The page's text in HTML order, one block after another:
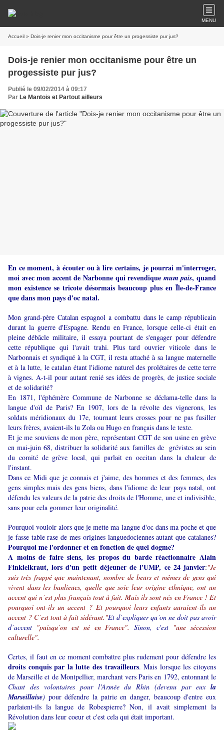
MENU
Accueil » Dois-je renier mon occitanisme pour être un progessiste pur jus?
Dois-je renier mon occitanisme pour être un
progessiste pur jus?
Publié le 09/02/2014 à 09:17
Par Le Mantois et Partout ailleurs
En ce moment, à écouter ou à lire certains, je pourrai m'interroger,
moi avec mon accent de Narbonne qui revendique mum pais, quand
mon existence se tricote désormais beaucoup plus en Île-de-France
que dans mon pays d'oc natal.
Mon grand-père Catalan espagnol a combattu dans le camp républicain
durant la guerre d'Espagne. Rendu en France, lorsque celle-ci était en
pleine débâcle militaire, il essaya pourtant de s'engager pour défendre
cette république qui l'avait trahi. Plus tard ouvrier viticole dans le
Narbonnais et syndiqué à la CGT, il resta attaché à sa langue maternelle
et à la lutte, le catalan étant l'idiome naturel des prolétaires de cette terre
à vignes. A-t-il pour autant renié ses idées de progrès, de justice sociale
et de solidarité?
En 1871, l'éphémère Commune de Narbonne se déclama-telle dans la
langue d'oïl de Paris? En 1907, lors de la révolte des vignerons, les
soldats méridionaux du 17e, tournant leurs crosses pour ne pas fusiller
leurs frères, avaient-ils lu Zola ou Hugo en français dans le texte.
Et je me souviens de mon père, représentant CGT de son usine en grève
en mai-juin 68, distribuer la solidarité aux familles de grévistes au sein
du comité de grève local, qui parlait en occitan dans la chaleur de
l'instant.
Dans ce Midi que je connais et j'aime, des hommes et des femmes, des
gens simples mais des gens biens, dans l'idiome de leur pays natal, ont
défendu les valeurs de la patrie des droits de l'Homme, une et indivisible,
sans pour cela gommer leur originalité.
Pourquoi vouloir alors que je mette ma langue d'oc dans ma poche et que
je fasse table rase de mes origines languedociennes autant que catalanes?
Pourquoi me l'ordonner et en fonction de quel dogme?
A moins de faire siens, les propos du barde réactionnaire Alain
Finkielkraut, lors d'un petit déjeuner de l'UMP, ce 24 janvier:"Je
suis très frappé que maintenant, nombre de beurs et mêmes de gens qui
vivent dans les banlieues, quelle que soie leur origine ethnique, ont un
accent qui n’est plus français tout à fait. Mais ils sont nés en France ! Et
pourquoi ont-ils un accent ? Et pourquoi leurs enfants auraient-ils un
accent ? C’est tout à fait sidérant."Et d’expliquer qu’on ne doit pas avoir
d’accent "puisqu’on est né en France".Sinon, c'est "une sécession
culturelle".
Certes, il faut en ce moment combattre plus rudement pour défendre les
droits conquis par la lutte des travailleurs. Mais lorsque les citoyens
de Marseille et de Montpellier, marchant vers Paris en 1792, entonnant le
Chant des volontaires pour l'Armée du Rhin (devenu par euxla
Marseillaise) pour défendre la patrie en danger, beaucoup d'entre eux
parlaient-ils la langue de Robespierre? Non, il avait simplement la
Révolution dans leur coeur et c'est cela qui était important.